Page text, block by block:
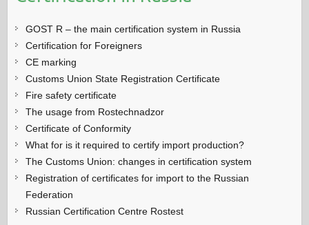
GOST R – the main certification system in Russia
Certification for Foreigners
CE marking
Customs Union State Registration Certificate
Fire safety certificate
The usage from Rostechnadzor
Certificate of Conformity
What for is it required to certify import production?
The Customs Union: changes in certification system
Registration of certificates for import to the Russian
Federation
Russian Certification Centre Rostest